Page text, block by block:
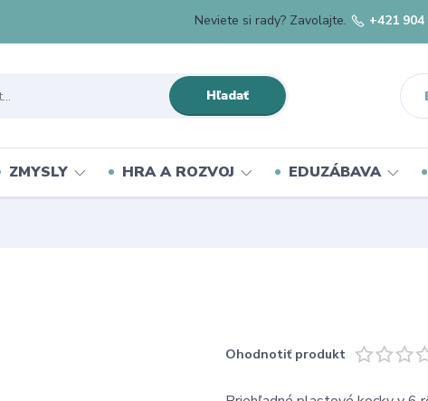
Hľadať
Neviete si rady? Zavolajte. +421 904
ZMYSLY HRA A ROZVOJ EDUZÁBAVA
Ohodnotiť produkt